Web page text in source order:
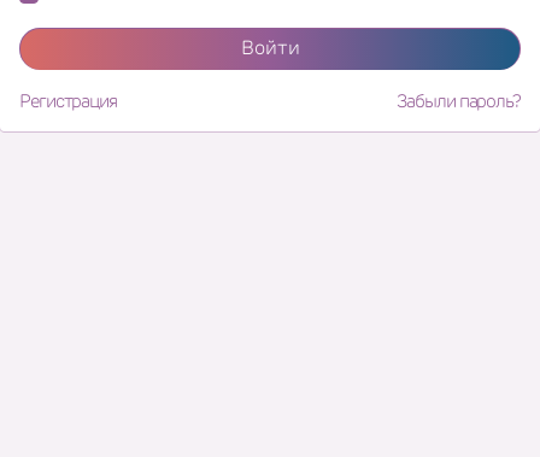
Войти
Регистрация Забыли пароль?